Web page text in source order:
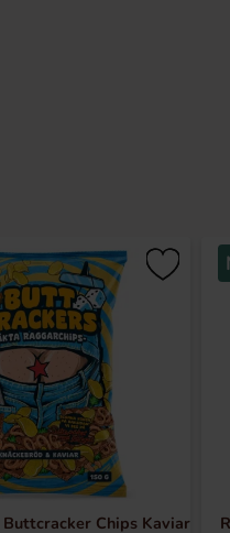
Buttcracker Chips Kaviar